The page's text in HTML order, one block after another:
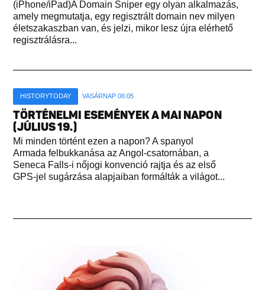
(iPhone/iPad)A Domain Sniper egy olyan alkalmazás,
amely megmutatja, egy regisztrált domain nev milyen
életszakaszban van, és jelzi, mikor lesz újra elérhető
regisztrálásra...
HISTORYTODAY VASÁRNAP 06:05
TÖRTÉNELMI ESEMÉNYEK A MAI NAPON
(JÚLIUS 19.)
Mi minden történt ezen a napon? A spanyol
Armada felbukkanása az Angol-csatornában, a
Seneca Falls-i nőjogi konvenció rajtja és az első
GPS-jel sugárzása alapjaiban formálták a világot...